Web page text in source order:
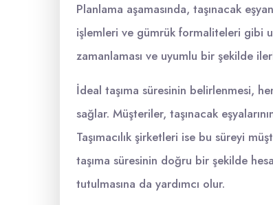
Planlama aşamasında, taşınacak
işlemleri ve gümrük formaliteleri gibi
zamanlaması ve uyumlu bir şekilde
İdeal taşıma süresinin belirlenmesi,
sağlar. Müşteriler, taşınacak
Taşımacılık şirketleri ise bu süreyi
taşıma süresinin doğru bir şekilde
tutulmasına da yardımcı olur.